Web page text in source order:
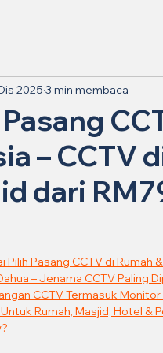
– CCTV
dari
2025 3 min membaca
Pilih Pasang CCTV di Rumah
– Jenama CCTV Paling
CCTV Termasuk Monitor
Rumah, Masjid, Hotel &